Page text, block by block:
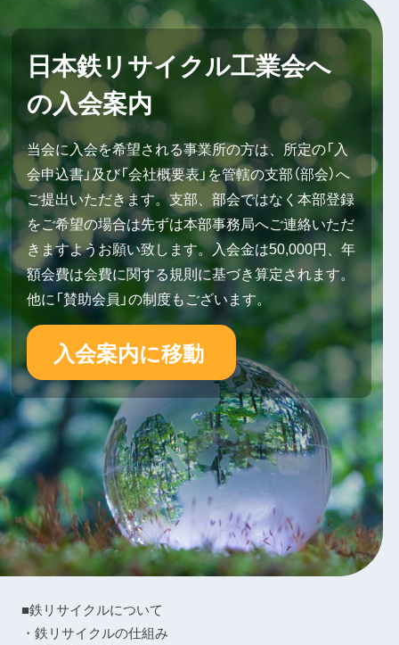
日本鉄リサイクル工業会へ
の入会案内
当会に入会を希望される事業所の方は、所定の「入
会申込書」及び「会社概要表」を管轄の支部（部会）へ
ご提出いただきます。支部、部会ではなく本部登録
をご希望の場合は先ずは本部事務局へご連絡いただ
きますようお願い致します。入会金は50,000円、年
額会費は会費に関する規則に基づき算定されます。
他に「賛助会員」の制度もございます。
入会案内に移動
■鉄リサイクルについて
・鉄リサイクルの仕組み